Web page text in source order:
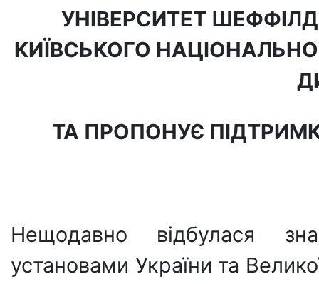
УНІВЕРСИТЕТ
КИЇВСЬКОГО
ТА ПРОПОНУЄ
Нещодавно відбулася
установами України та